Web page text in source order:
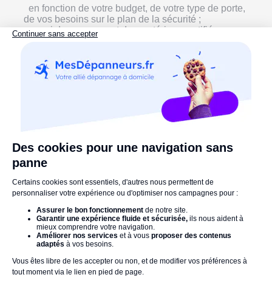
en fonction de votre budget, de votre type de porte,
de vos besoins sur le plan de la sécurité ;
parmi des serrures et des matériaux certifiés
auxquels il a accès, souvent de meilleure qualité que
ceux que l’on trouve dans les commerces.
Faire appel à un serrurier, c'est aussi éviter les tracas
après l'installation. Imaginez que votre porte présente un
dysfonctionnement après l'intervention : pas de panique
! Si l'installation a été réalisée par un
serrurier certifié
MesDépanneurs.fr, par exemple, un simple appel au
service client suffit pour résoudre le problème.
Et
fonctionne pas comme prévu, c’est encore lui qui
prend en charge la garantie. Vous n'aurez pas à
contacter directement le fabricant ou le site où vous avez
acheté la pièce — il est bien plus simple de
l'expert qui a fait l'installation
!